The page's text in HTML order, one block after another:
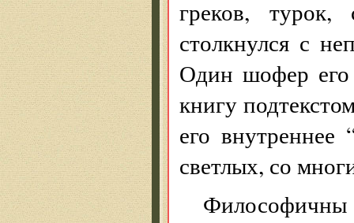
греков,
столкнулся с
Один шофер его
книгу
его
светлых, со
Философичны